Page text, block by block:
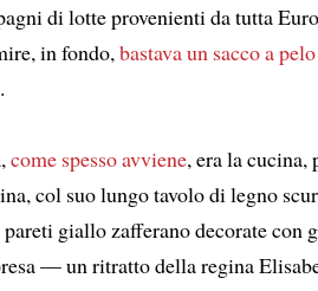
di lotte provenienti da tutta
in fondo, bastava un sacco a
.
come spesso avviene, era la cucina,
col suo lungo tavolo di legno
pareti giallo zafferano decorate
— un ritratto della regina